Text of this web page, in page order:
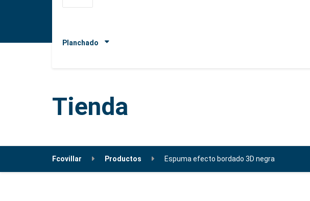
Planchado
Tienda
Fcovillar Productos Espuma efecto bordado 3D negra